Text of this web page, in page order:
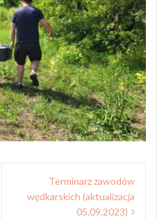
Terminarz zawodów
wędkarskich (aktualizacja
05.09.2023)